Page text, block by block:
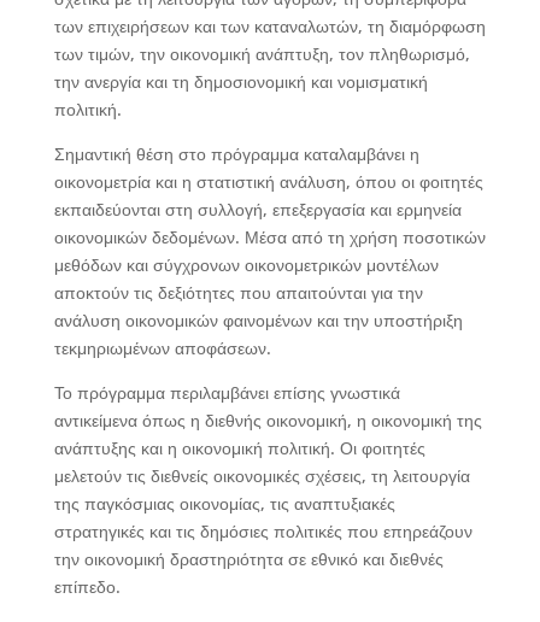
των επιχειρήσεων και των καταναλωτών, τη διαμόρφωση
των τιμών, την οικονομική ανάπτυξη, τον πληθωρισμό,
την ανεργία και τη δημοσιονομική και νομισματική
πολιτική.
Σημαντική θέση στο πρόγραμμα καταλαμβάνει η
οικονομετρία και η στατιστική ανάλυση, όπου οι φοιτητές
εκπαιδεύονται στη συλλογή, επεξεργασία και ερμηνεία
οικονομικών δεδομένων. Μέσα από τη χρήση ποσοτικών
μεθόδων και σύγχρονων οικονομετρικών μοντέλων
αποκτούν τις δεξιότητες που απαιτούνται για την
ανάλυση οικονομικών φαινομένων και την υποστήριξη
τεκμηριωμένων αποφάσεων.
Το πρόγραμμα περιλαμβάνει επίσης γνωστικά
αντικείμενα όπως η διεθνής οικονομική, η οικονομική της
ανάπτυξης και η οικονομική πολιτική. Οι φοιτητές
μελετούν τις διεθνείς οικονομικές σχέσεις, τη λειτουργία
της παγκόσμιας οικονομίας, τις αναπτυξιακές
στρατηγικές και τις δημόσιες πολιτικές που επηρεάζουν
την οικονομική δραστηριότητα σε εθνικό και διεθνές
επίπεδο.